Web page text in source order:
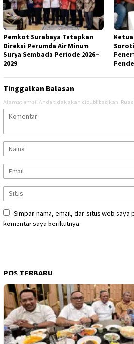
Pemkot Surabaya Tetapkan
Direksi Perumda Air Minum
Surya Sembada Periode 2026–
2029
Ketua
Tinggalkan Balasan
Alamat email Anda tidak akan dipublikasikan.
Simpan nama, email, dan situs web saya
komentar saya berikutnya.
POS TERBARU